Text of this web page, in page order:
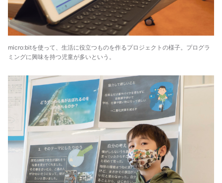
micro:bitを使って、生活に役立つものを作るプロジェクトの様子。プログラ
ミングに興味を持つ児童が多いという。